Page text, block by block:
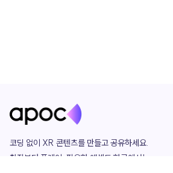
코딩 없이 XR 콘텐츠를 만들고 공유하세요.
창작부터 플레이, 필요한 애셋도 한곳에서!